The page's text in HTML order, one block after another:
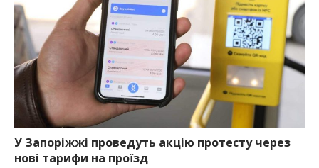
У Запоріжжі проведуть акцію протесту через
нові тарифи на проїзд